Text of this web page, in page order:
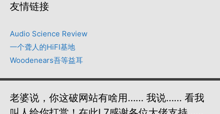
友情链接
Audio Science Review
一个聋人的HiFI基地
Woodenears吾等益耳
老婆说，你这破网站有啥用…… 我说…… 看我